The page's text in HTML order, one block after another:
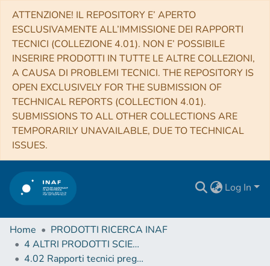
ATTENZIONE! IL REPOSITORY E’ APERTO
ESCLUSIVAMENTE ALL’IMMISSIONE DEI RAPPORTI
TECNICI (COLLEZIONE 4.01). NON E’ POSSIBILE
INSERIRE PRODOTTI IN TUTTE LE ALTRE COLLEZIONI,
A CAUSA DI PROBLEMI TECNICI. THE REPOSITORY IS
OPEN EXCLUSIVELY FOR THE SUBMISSION OF
TECHNICAL REPORTS (COLLECTION 4.01).
SUBMISSIONS TO ALL OTHER COLLECTIONS ARE
TEMPORARILY UNAVAILABLE, DUE TO TECHNICAL
ISSUES.
Log In
Home
PRODOTTI RICERCA INAF
4 ALTRI PRODOTTI SCIENTIFICI (Other scientific products)
4.02 Rapporti tecnici pregressi